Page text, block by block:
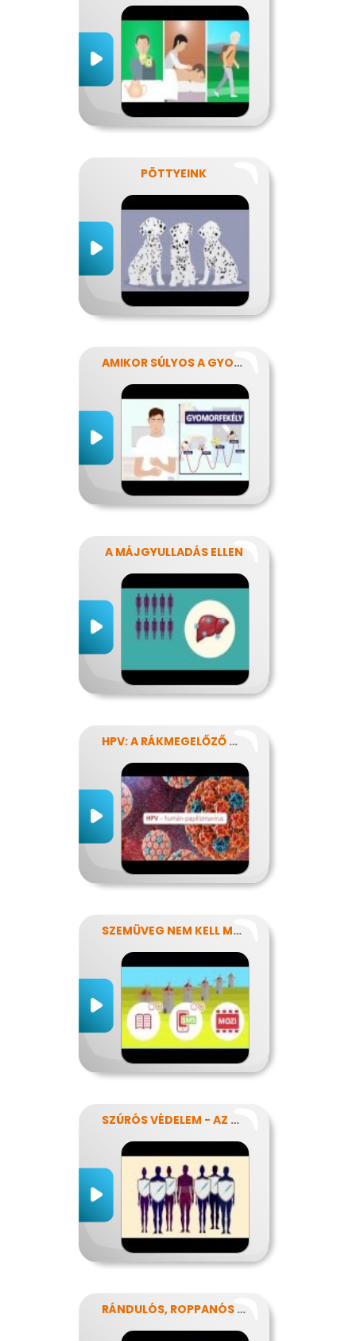
PÖTTYEINK
AMIKOR SÚLYOS A GYOMORFÁJÁS
A MÁJGYULLADÁS ELLEN
HPV: A RÁKMEGELŐZŐ OLTÁS
SZEMÜVEG NEM KELL MÉG?
SZÚRÓS VÉDELEM - AZ OLTÁSOKRÓL
RÁNDULÓS, ROPPANÓS BALESETEK